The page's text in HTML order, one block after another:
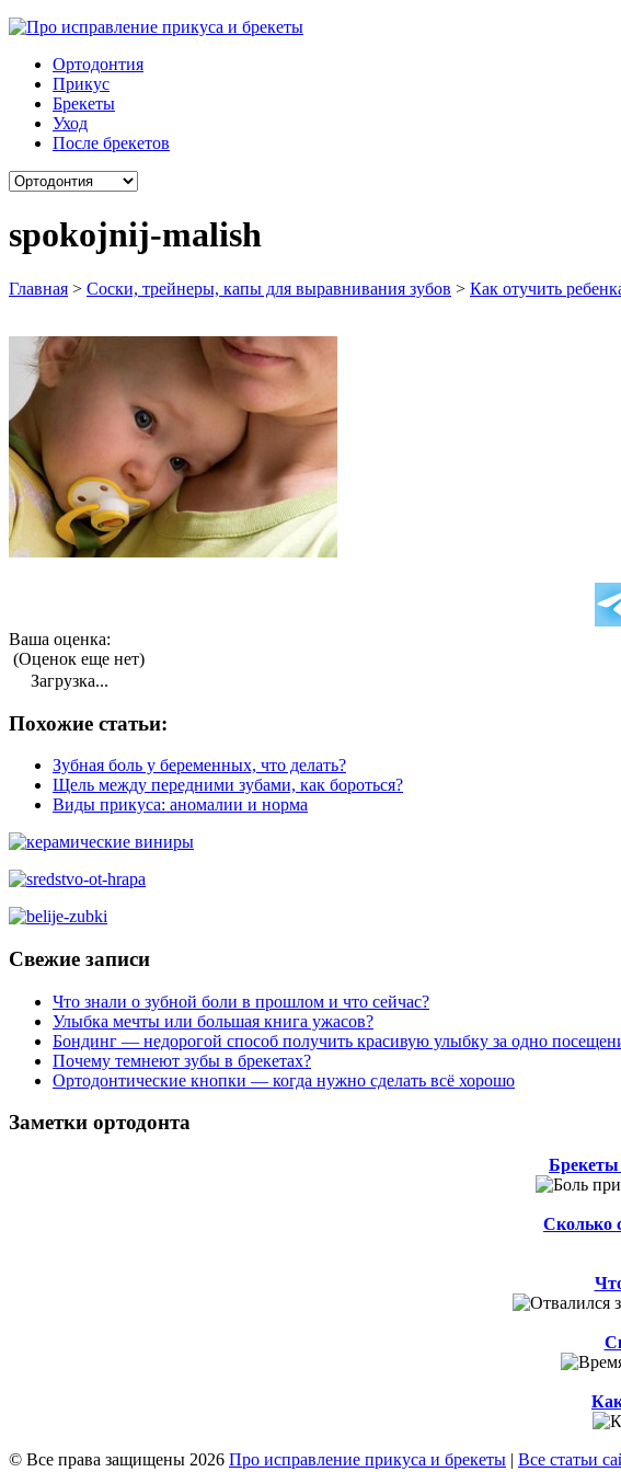
Ортодонтия
Прикус
Брекеты
Уход
После брекетов
spokojnij-malish
Главная > Соски, трейнеры, капы для выравнивания зубов > Как отучить
Ваша оценка:
(Оценок еще нет)
Загрузка...
Похожие статьи:
Зубная боль у беременных, что делать?
Щель между передними зубами, как бороться?
Виды прикуса: аномалии и норма
Свежие записи
Что знали о зубной боли в прошлом и что сейчас?
Улыбка мечты или большая книга ужасов?
Бондинг — недорогой способ получить красивую улыбку за одно
Почему темнеют зубы в брекетах?
Ортодонтические кнопки — когда нужно сделать всё хорошо
Заметки ортодонта
Брекеты
Сколько
© Все права защищены 2026 Про исправление прикуса и брекеты | Все статьи